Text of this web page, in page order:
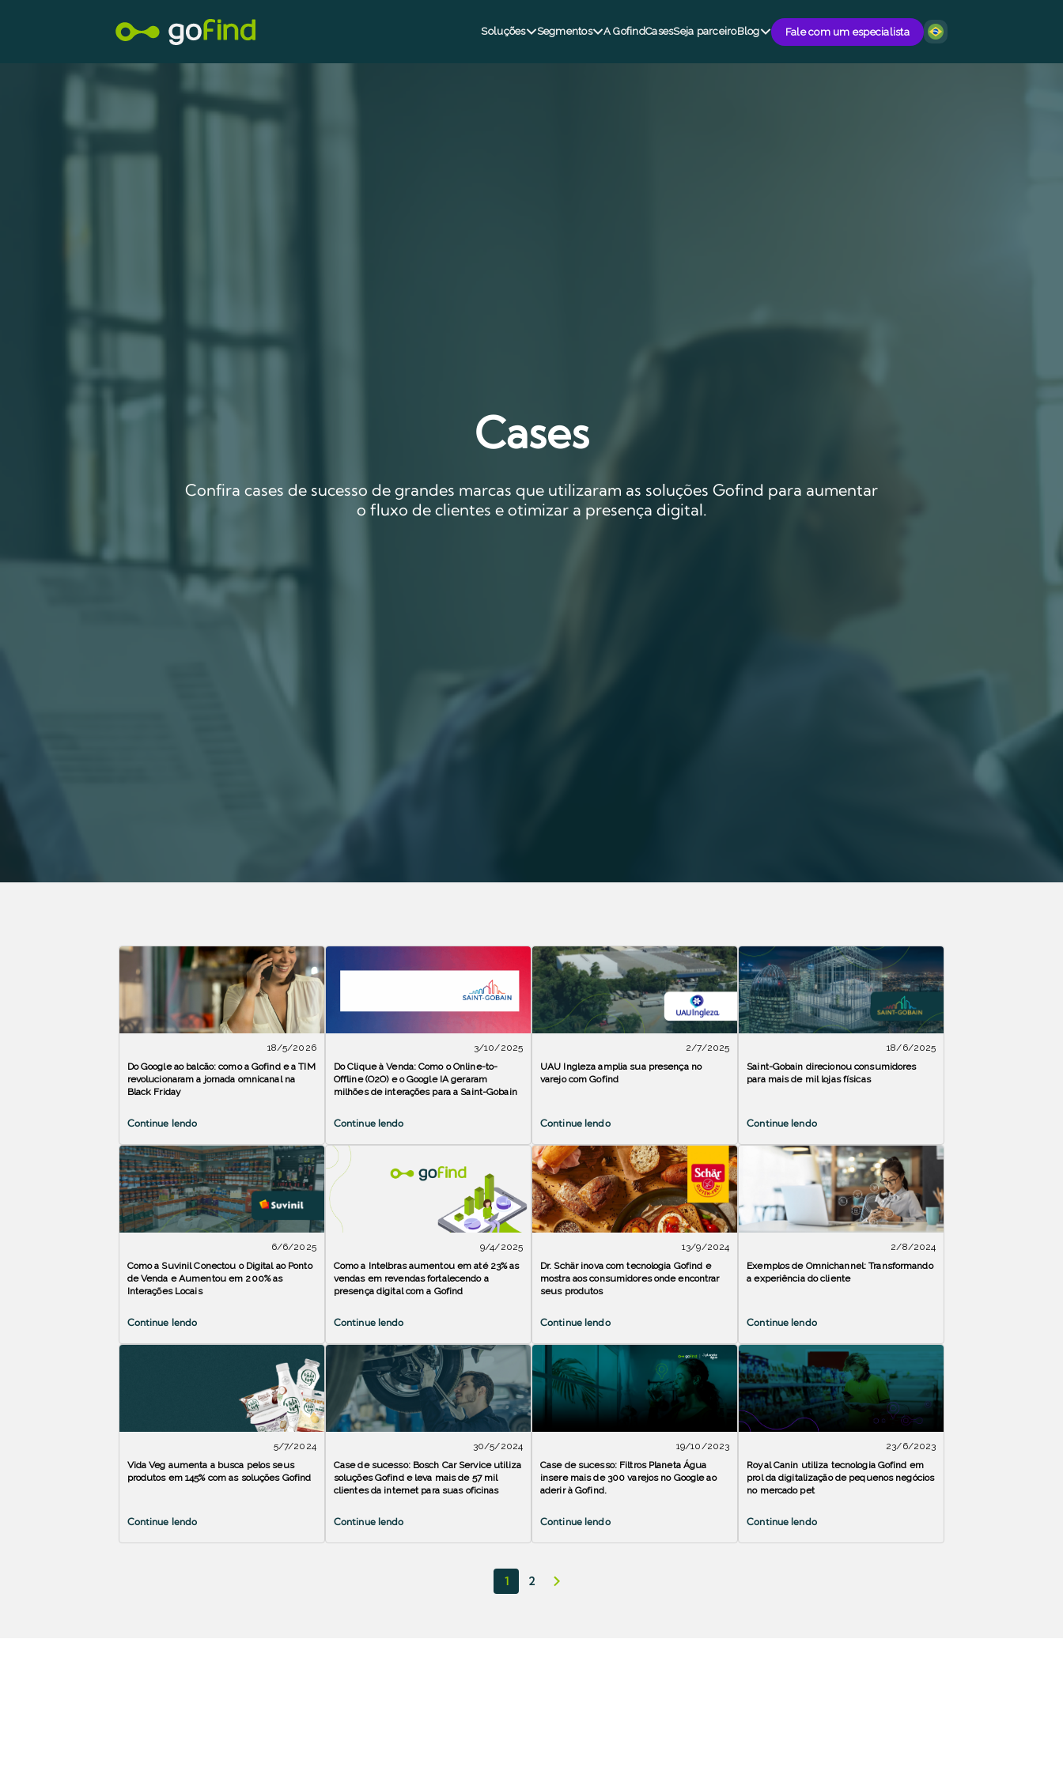
Soluções Segmentos A GofindCasesSeja parceiroBlog Fale com um especialista
Cases
Confira cases de sucesso de grandes marcas que utilizaram as soluções Gofind para aumentar
o fluxo de clientes e otimizar a presença digital.
18/5/2026
Do Google ao balcão: como a Gofind e a TIM
revolucionaram a jornada omnicanal na
Black Friday
Continue lendo
3/10/2025
Do Clique à Venda: Como o Online-to-
Offline (O2O) e o Google IA geraram
milhões de interações para a Saint-Gobain
Continue lendo
2/7/2025
UAU Ingleza amplia sua presença no
varejo com Gofind
Continue lendo
18/6/2025
Saint-Gobain direcionou consumidores
para mais de mil lojas físicas
Continue lendo
6/6/2025
Como a Suvinil Conectou o Digital ao Ponto
de Venda e Aumentou em 200% as
Interações Locais
Continue lendo
9/4/2025
Como a Intelbras aumentou em até 23% as
vendas em revendas fortalecendo a
presença digital com a Gofind
Continue lendo
13/9/2024
Dr. Schär inova com tecnologia Gofind e
mostra aos consumidores onde encontrar
seus produtos
Continue lendo
2/8/2024
Exemplos de Omnichannel: Transformando
a experiência do cliente
Continue lendo
5/7/2024
Vida Veg aumenta a busca pelos seus
produtos em 145% com as soluções Gofind
Continue lendo
30/5/2024
Case de sucesso: Bosch Car Service utiliza
soluções Gofind e leva mais de 57 mil
clientes da internet para suas oficinas
Continue lendo
19/10/2023
Case de sucesso: Filtros Planeta Água
insere mais de 300 varejos no Google ao
aderir à Gofind.
Continue lendo
23/6/2023
Royal Canin utiliza tecnologia Gofind em
prol da digitalização de pequenos negócios
no mercado pet
Continue lendo
1 2